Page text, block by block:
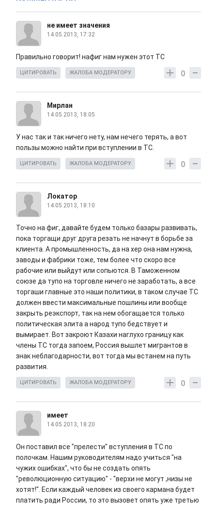
не имеет значения
14.05.2013, 17:32
Правильно говорит! нафиг нам нужен этот ТС
0
ЦИТИРОВАТЬ ЖАЛОБА МОДЕРАТОРУ
Мирлан
14.05.2013, 18:05
У нас так и так ничего нету, нам нечего терять, а вот
пользы можно найти при вступлении в ТС.
0
ЦИТИРОВАТЬ ЖАЛОБА МОДЕРАТОРУ
Локатор
14.05.2013, 18:10
Точно на фиг, давайте будем только базары развивать,
пока торгащи друг друга резать не начнут в борьбе за
клиента. А промышленность, да на хер она нам нужна,
заводы и фабрики тоже, тем более что скоро все
рабочие или выйдут или сопьются. В Таможенном
союзе да тупо на торговле ничего не заработать, а все
торгаши главные это наши политики, в таком случае ТС
должен ввести максимальные пошлины или вообще
закрыть реэкспорт, так на нем обогащается только
политическая элита а народ тупо бедствует и
вымирает. Вот закроют Казахи наглухо границу как
члены ТС тогда запоем, Россия вышлет мигрантов в
знак неблагодарности, вот тогда мы встанем на путь
развития.
0
ЦИТИРОВАТЬ ЖАЛОБА МОДЕРАТОРУ
имеет
14.05.2013, 18:20
Он поставил все "прелести" вступления в ТС по
полочкам. Нашим руководителям надо учиться "на
чужих ошибках", что бы не создать опять
"революционную ситуацию" - "верхи не могут ,низы не
хотят!". Если каждый человек из своего кармана будет
платить ради России, то это вызовет опять уже третью